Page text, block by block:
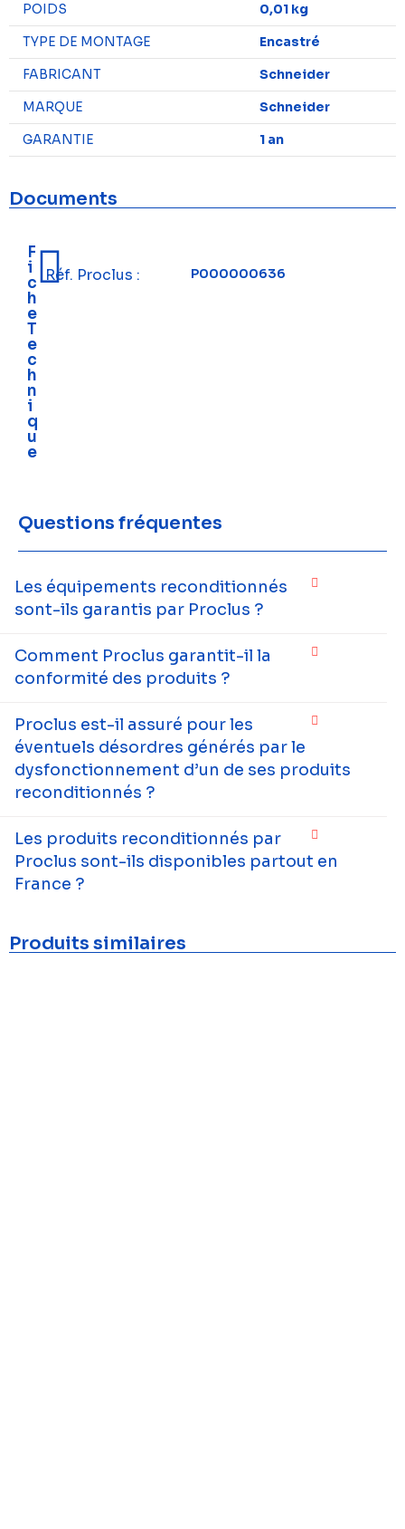
POIDS
0,01 kg
TYPE DE MONTAGE
Encastré
FABRICANT
Schneider
MARQUE
Schneider
GARANTIE
1 an
Documents
F
i
c
h
e
T
e
c
h
n
i
q
u
e
Réf. Proclus : P000000636
Questions fréquentes
Les équipements reconditionnés
sont-ils garantis par Proclus ?
Comment Proclus garantit-il la
conformité des produits ?
Proclus est-il assuré pour les
éventuels désordres générés par le
dysfonctionnement d’un de ses produits
reconditionnés ?
Les produits reconditionnés par
Proclus sont-ils disponibles partout en
France ?
Produits similaires